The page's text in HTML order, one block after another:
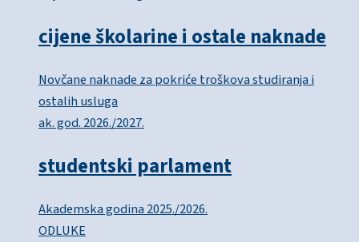
cijene školarine i ostale naknade
Novčane naknade za pokriće troškova studiranja i
ostalih usluga
ak. god. 2026./2027.
studentski parlament
Akademska godina 2025./2026.
ODLUKE